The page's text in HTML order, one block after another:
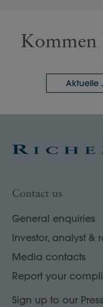
Kommen
Aktuelle
Contact us
General enquiries
Investor, analyst
Media contacts
Report your
Sign up to our